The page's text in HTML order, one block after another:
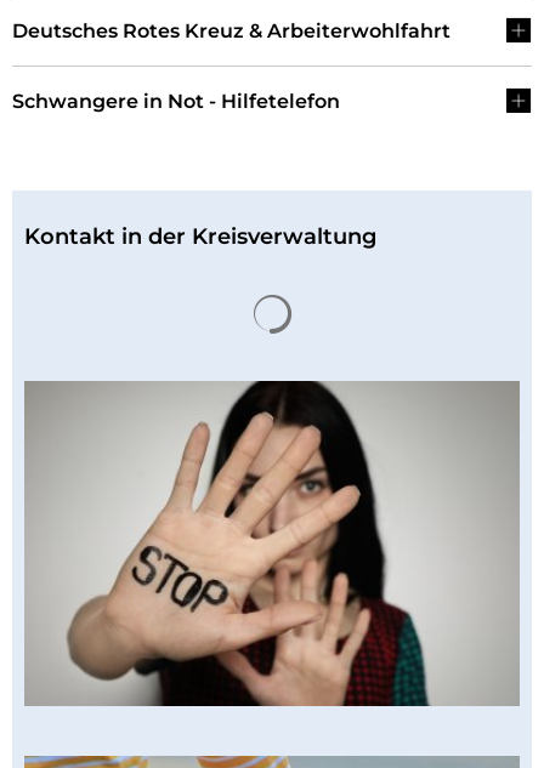
Deutsches Rotes Kreuz & Arbeiterwohlfahrt
Schwangere in Not - Hilfetelefon
Kontakt in der Kreisverwaltung